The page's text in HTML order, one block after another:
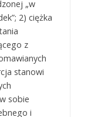
„w
2) ciężka
z
stanowi
sobie
i